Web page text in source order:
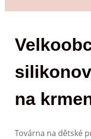
na
Továrna na dětské